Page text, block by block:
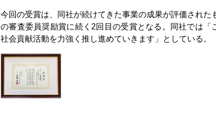
今回の受賞は、同社が続けてきた事業の成果が評価された
の審査委員奨励賞に続く2回目の受賞となる。同社では「
社会貢献活動を力強く推し進めていきます」としている。